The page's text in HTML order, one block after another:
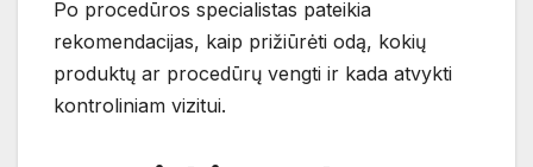
Po procedūros specialistas pateikia
rekomendacijas, kaip prižiūrėti odą, kokių
produktų ar procedūrų vengti ir kada atvykti
kontroliniam vizitui.